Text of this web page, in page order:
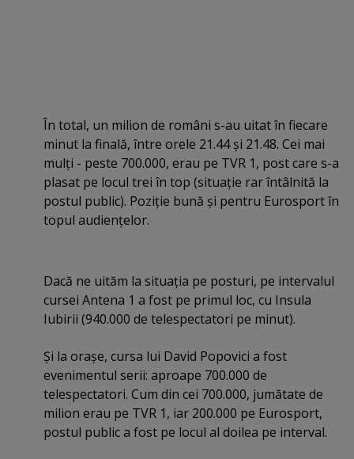
În total, un milion de români s-au uitat în fiecare
minut la finală, între orele 21.44 şi 21.48. Cei mai
mulţi - peste 700.000, erau pe TVR 1, post care s-a
plasat pe locul trei în top (situaţie rar întâlnită la
postul public). Poziţie bună şi pentru Eurosport în
topul audienţelor.
Dacă ne uităm la situaţia pe posturi, pe intervalul
cursei Antena 1 a fost pe primul loc, cu Insula
Iubirii (940.000 de telespectatori pe minut).
Şi la oraşe, cursa lui David Popovici a fost
evenimentul serii: aproape 700.000 de
telespectatori. Cum din cei 700.000, jumătate de
milion erau pe TVR 1, iar 200.000 pe Eurosport,
postul public a fost pe locul al doilea pe interval.